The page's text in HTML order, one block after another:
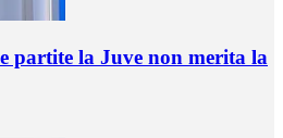
partite la Juve non merita la